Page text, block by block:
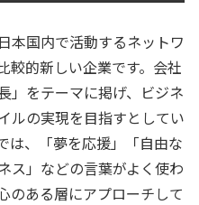
本国内で活動するネットワ
較的新しい企業です。会社
」をテーマに掲げ、ビジネ
ルの実現を目指すとしてい
は、「夢を応援」「自由な
ス」などの言葉がよく使わ
のある層にアプローチして